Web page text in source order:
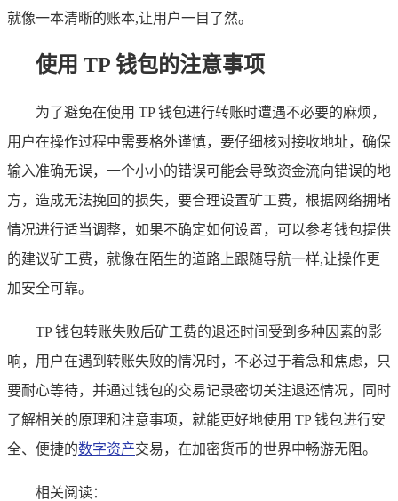
就像一本清晰的账本,让用户一目了然。
使用 TP 钱包的注意事项
为了避免在使用 TP 钱包进行转账时遭遇不必要的麻烦，
用户在操作过程中需要格外谨慎，要仔细核对接收地址，确保
输入准确无误，一个小小的错误可能会导致资金流向错误的地
方，造成无法挽回的损失，要合理设置矿工费，根据网络拥堵
情况进行适当调整，如果不确定如何设置，可以参考钱包提供
的建议矿工费，就像在陌生的道路上跟随导航一样,让操作更
加安全可靠。
TP 钱包转账失败后矿工费的退还时间受到多种因素的影
响，用户在遇到转账失败的情况时，不必过于着急和焦虑，只
要耐心等待，并通过钱包的交易记录密切关注退还情况，同时
了解相关的原理和注意事项，就能更好地使用 TP 钱包进行安
全、便捷的数字资产交易，在加密货币的世界中畅游无阻。
相关阅读：